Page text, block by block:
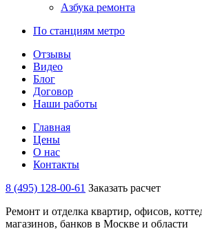
Азбука ремонта
По станциям метро
Отзывы
Видео
Блог
Договор
Наши работы
Главная
Цены
О нас
Контакты
8 (495) 128-00-61 Заказать расчет
Ремонт и отделка квартир, офисов,
магазинов, банков в Москве и области